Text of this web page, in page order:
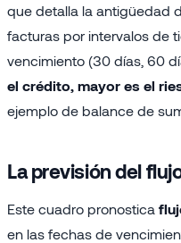
que detalla la antigüedad
facturas por intervalos de
vencimiento (30 días, 60
el crédito, mayor es el
ejemplo de balance de
La previsión del
Este cuadro pronostica
en las fechas de